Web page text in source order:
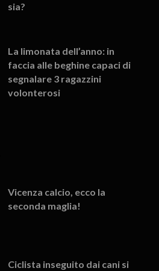
sia?
La limonata dell’anno: in
faccia alle beghine capaci di
segnalare 3 ragazzini
volonterosi
Vicenza calcio, ecco la
seconda maglia!
Ciclista inseguito dai cani si